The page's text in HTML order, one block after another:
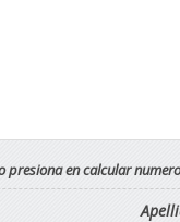
presiona en calcular